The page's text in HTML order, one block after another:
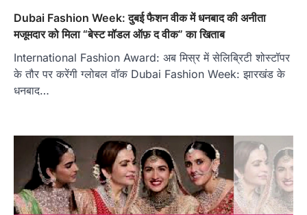
Dubai Fashion Week: दुबई फैशन वीक में धनबाद की अनीता
मजूमदार को मिला “बेस्ट मॉडल ऑफ़ द वीक” का खिताब
International Fashion Award: अब मिस्र में सेलिब्रिटी शोस्टॉपर
के तौर पर करेंगी ग्लोबल वॉक Dubai Fashion Week: झारखंड के
धनबाद…